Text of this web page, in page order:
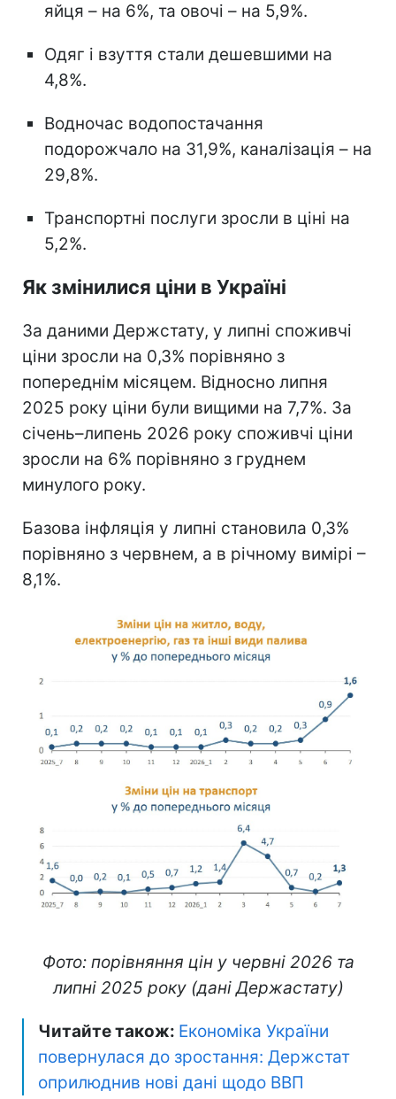
яйця – на 6%, та овочі – на 5,9%.
Одяг і взуття стали дешевшими на
4,8%.
Водночас водопостачання
подорожчало на 31,9%, каналізація – на
29,8%.
Транспортні послуги зросли в ціні на
5,2%.
Як змінилися ціни в Україні
За даними Держстату, у липні споживчі
ціни зросли на 0,3% порівняно з
попереднім місяцем. Відносно липня
2025 року ціни були вищими на 7,7%. За
січень–липень 2026 року споживчі ціни
зросли на 6% порівняно з груднем
минулого року.
Базова інфляція у липні становила 0,3%
порівняно з червнем, а в річному вимірі –
8,1%.
Фото: порівняння цін у червні 2026 та
липні 2025 року (дані Держастату)
Читайте також: Економіка України
повернулася до зростання: Держстат
оприлюднив нові дані щодо ВВП